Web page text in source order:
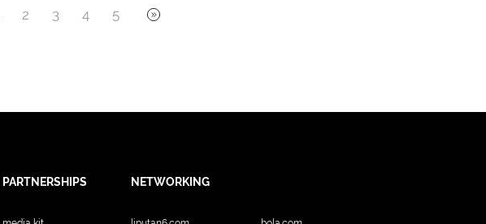
2 3 4 5
PARTNERSHIPS NETWORKING